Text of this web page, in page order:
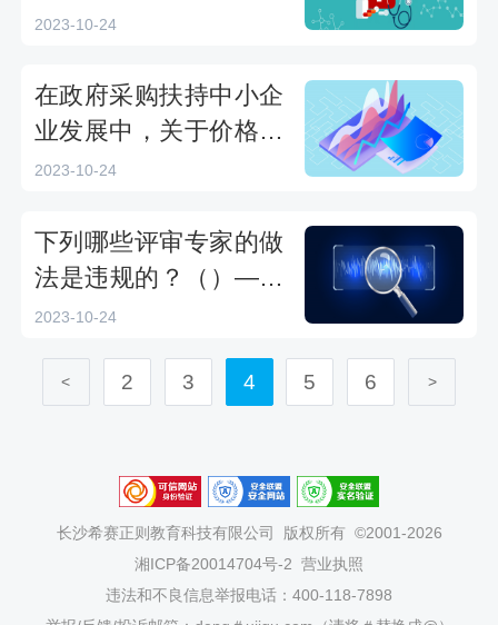
2023年湖南省政府采购
2023-10-24
在政府采购扶持中小企
业发展中，关于价格扣
除的优惠政策，下列说
——2023年湖南省政府
采购评审专家入库考核
2023-10-24
下列哪些评审专家的做
法是违规的？（）——
2023年湖南省政府采购
2023-10-24
< 2 3 4 5 6 >
长沙希赛正则教育科技有限公司
版权所有 ©2001-2026
湘ICP备20014704号-2 营业执照
违法和不良信息举报电话：400-118-7898